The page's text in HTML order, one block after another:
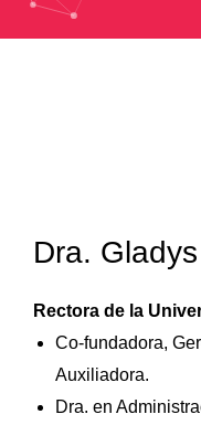
Dra.
Rectora de la
Co-fundadora,
Auxiliadora.
Dra. en